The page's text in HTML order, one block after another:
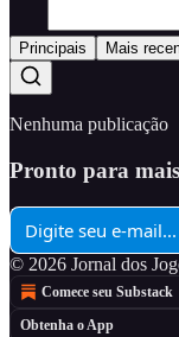
Principais Mais
Nenhuma publicação
Pronto para
© 2026 Jornal dos
Comece seu Substack
Obtenha o App